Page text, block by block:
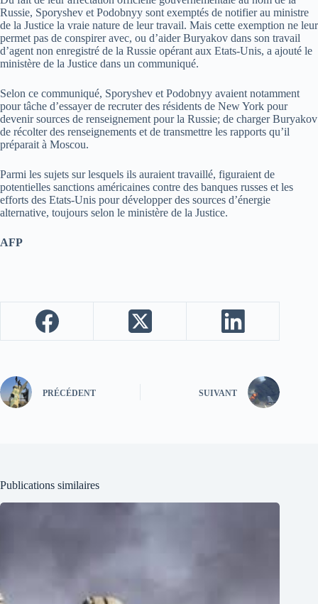
Russie, Sporyshev et Podobnyy sont exemptés de notifier au ministre
de la Justice la vraie nature de leur travail. Mais cette exemption ne leur
permet pas de conspirer avec, ou d’aider Buryakov dans son travail
d’agent non enregistré de la Russie opérant aux Etats-Unis, a ajouté le
ministère de la Justice dans un communiqué.
Selon ce communiqué, Sporyshev et Podobnyy avaient notamment
pour tâche d’essayer de recruter des résidents de New York pour
devenir sources de renseignement pour la Russie; de charger Buryakov
de récolter des renseignements et de transmettre les rapports qu’il
préparait à Moscou.
Parmi les sujets sur lesquels ils auraient travaillé, figuraient de
potentielles sanctions américaines contre des banques russes et les
efforts des Etats-Unis pour développer des sources d’énergie
alternative, toujours selon le ministère de la Justice.
AFP
PRÉCÉDENT SUIVANT
Publications similaires